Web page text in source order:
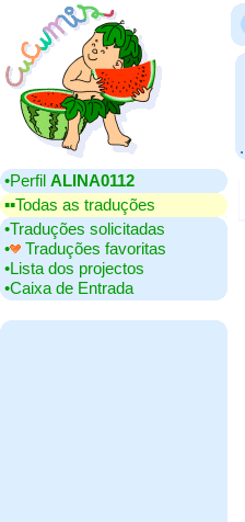
.
•‎Perfil ALINA0112
▪▪‎Todas as traduções
•‎Traduções solicitadas
•‎
Traduções favoritas
•‎Lista dos projectos
•‎Caixa de Entrada